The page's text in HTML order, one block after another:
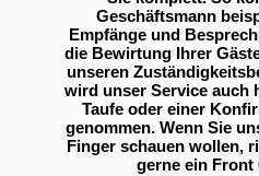
Geschäftsmann
Empfänge und
die Bewirtung Ihrer
unseren
wird unser Service auch
Taufe oder einer
genommen. Wenn Sie
Finger schauen wollen,
gerne ein Front